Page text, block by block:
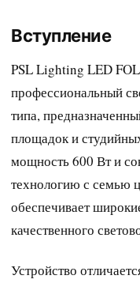
Вступление
PSL Lighting LED
профессиональный
типа,
площадок и
мощность 600 Вт и
технологию с семью
обеспечивает
качественного
Устройство